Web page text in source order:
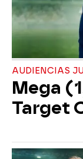
AUDIENCIAS
Mega
Target